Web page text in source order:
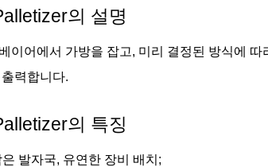
의 설명
이어에서 가방을 잡고, 미리 결정된 방식에
력합니다.
의 특징
발자국, 유연한 장비 배치;